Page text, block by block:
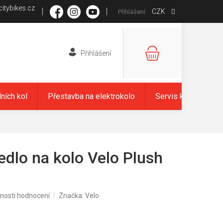
CZK
Přihlášení
NÁKUPNÍ
kol Přestavba na elektrokolo Servis kol
na kolo Velo Plush
hodnocení Značka: Velo